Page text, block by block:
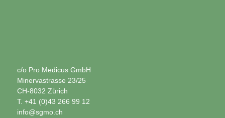
c/o Pro Medicus GmbH
Minervastrasse 23/25
CH-8032 Zürich
T. +41 (0)43 266 99 12
info@sgmo.ch